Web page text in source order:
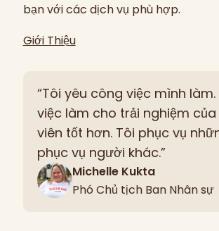
bạn với các dịch vụ phù hợp.
Giới Thiệu
“Tôi yêu công việc mình làm.
việc làm cho trải nghiệm
viên tốt hơn. Tôi phục vụ
phục vụ người khác.”
Michelle Kukta
Phó Chủ tịch Ban Nhân sự